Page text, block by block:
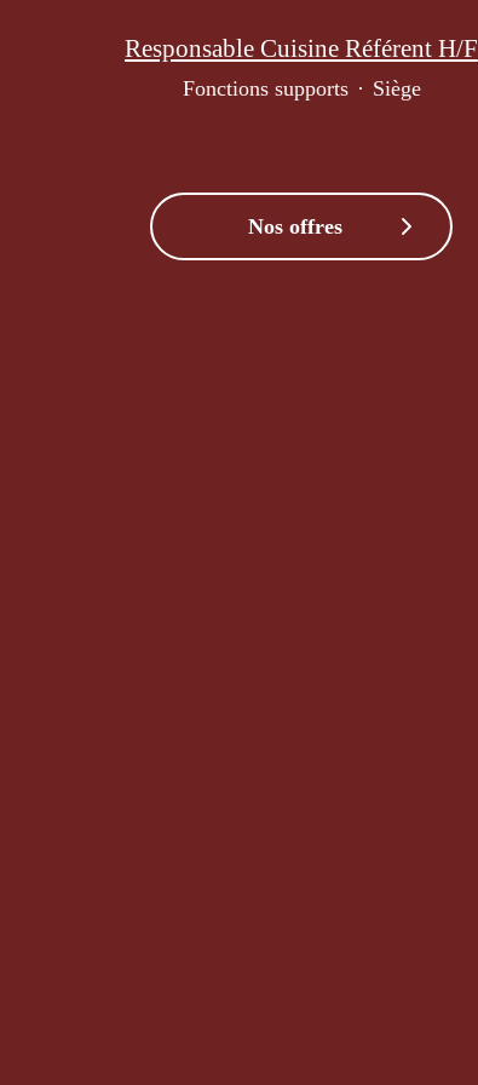
Responsable Cuisine Référent H/F
Fonctions supports · Siège